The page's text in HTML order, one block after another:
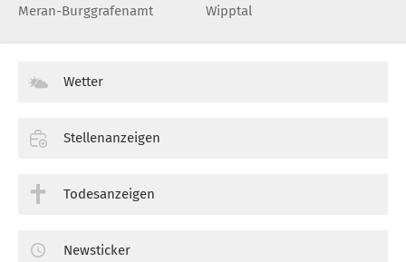
Meran-Burggrafenamt Wipptal
Wetter
Stellenanzeigen
Todesanzeigen
Newsticker